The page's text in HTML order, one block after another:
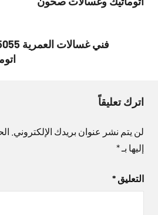
اترك تعليقاً
لن يتم نشر عنوان بريدك الإلكتروني.
إليها بـ*
التعليق *